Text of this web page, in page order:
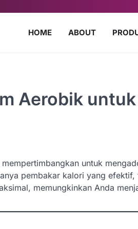
HOME ABOUT
Aerobik untuk
untuk
pembakar kalori yang efektif,
memungkinkan Anda